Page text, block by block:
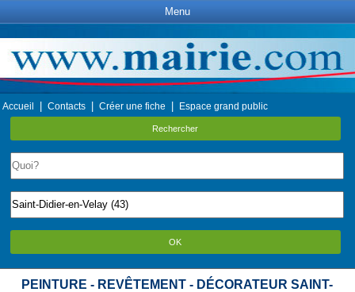
Menu
Accueil Contacts Créer une fiche Espace grand public
Rechercher
OK
PEINTURE - REVÊTEMENT - DÉCORATEUR SAINT-